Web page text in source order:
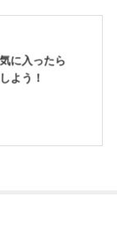
に入ったら
よう！